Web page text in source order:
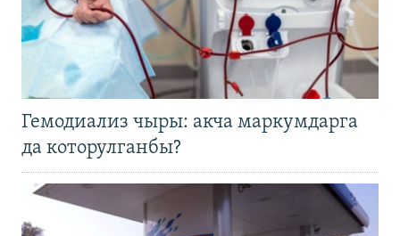
Гемодиализ чыры: акча маркумдарга
да которулганбы?